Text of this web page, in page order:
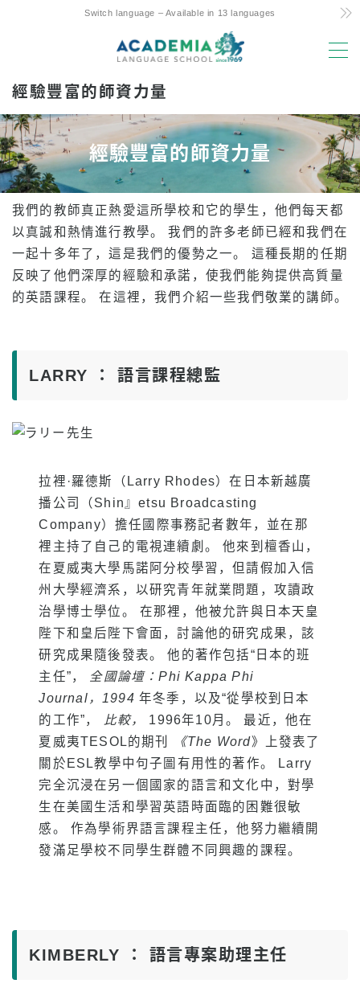
Switch language – Available in 13 languages
低成本！ 承諾與秘訣
夏威夷唯一的每周 4 天課程
親子留學友好支援
經驗豐富的師資力量
樂趣！ 阿羅哈學生生活
升入大學
專案概覽
中級
商務英語
託業和託福備考
私人課程
費用
持有F-1簽證的新生學費
非學生簽證持有人的學費（ESTA、電子簽證等）
Kama’aina（美國公民或綠卡持有人）的學費
住宿費
轉學生和在校學生的下午課程
應用
申請流程
經驗豐富的師資力量
經驗豐富的師資力量
我們的教師真正熱愛這所學校和它的學生，他們每天都
以真誠和熱情進行教學。 我們的許多老師已經和我們在
一起十多年了，這是我們的優勢之一。 這種長期的任期
反映了他們深厚的經驗和承諾，使我們能夠提供高質量
的英語課程。 在這裡，我們介紹一些我們敬業的講師。
LARRY ： 語言課程總監
拉裡·羅德斯（Larry Rhodes）在日本新越廣
播公司（Shin』etsu Broadcasting
Company）擔任國際事務記者數年，並在那
裡主持了自己的電視連續劇。 他來到檀香山，
在夏威夷大學馬諾阿分校學習，但請假加入信
州大學經濟系，以研究青年就業問題，攻讀政
治學博士學位。 在那裡，他被允許與日本天皇
陛下和皇后陛下會面，討論他的研究成果，該
研究成果隨後發表。 他的著作包括“日本的班
主任”， 全國論壇：Phi Kappa Phi
Journal，1994 年冬季，以及“從學校到日本
的工作”，
比較，
1996年10月。 最近，他在
夏威夷TESOL的期刊
《The Word》上發表了
關於ESL教學中句子圖有用性的著作。 Larry
完全沉浸在另一個國家的語言和文化中，對學
生在美國生活和學習英語時面臨的困難很敏
感。 作為學術界語言課程主任，他努力繼續開
發滿足學校不同學生群體不同興趣的課程。
KIMBERLY ： 語言專案助理主任